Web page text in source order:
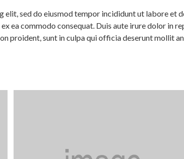
sed do eiusmod tempor incididunt ut labore et
ea commodo consequat. Duis aute irure dolor in
proident, sunt in culpa qui officia deserunt mollit